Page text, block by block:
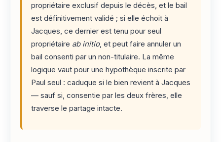
propriétaire exclusif depuis le décès, et le bail
est définitivement validé ; si elle échoit à
Jacques, ce dernier est tenu pour seul
propriétaire ab initio, et peut faire annuler un
bail consenti par un non-titulaire. La même
logique vaut pour une hypothèque inscrite par
Paul seul : caduque si le bien revient à Jacques
— sauf si, consentie par les deux frères, elle
traverse le partage intacte.